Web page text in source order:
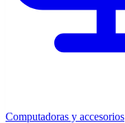
Computadoras y accesorios